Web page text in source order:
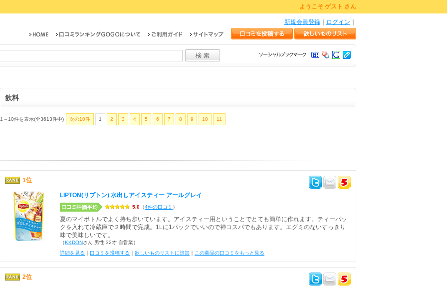
ようこそ ゲスト さん
ログイン
新規会員登録
飲料
1～10件を表示(全3613件中) 次の10件 1 2 3 4 5 6 7 8 9 10 11
1位
LIPTON(リプトン) 水出しアイスティー アールグレイ
5.0 （4件の口コミ ）
夏のマイボトルでよく持ち歩いています。アイスティー用ということでとても簡単に作れます。ティーパッ
クを入れて冷蔵庫で２時間で完成。1Lに1パックでいいので神コスパでもあります。エグミのないすっきり
味で美味しいです。
（KKDONさん 男性 32才 自営業）
詳細を見る ｜ 口コミを投稿する ｜ 欲しいものリストに追加 ｜ この商品の口コミをもっと見る
2位